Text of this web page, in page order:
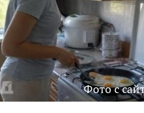
Фото с